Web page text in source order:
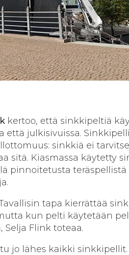
kertoo, että sinkkipeltiä
että julkisivuissa.
sinkkiä ei
sitä. Kiasmassa käytetty
pinnoitetusta
tapa kierrättää
kun pelti käytetään
Selja Flink toteaa.
jo lähes kaikki sinkkipellit.